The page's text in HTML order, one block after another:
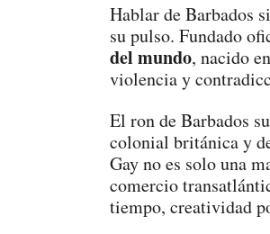
Hablar de Barbados
su pulso. Fundado
del mundo, nacido
violencia y
El ron de Barbados
colonial británica y
Gay no es solo una
comercio
tiempo, creatividad